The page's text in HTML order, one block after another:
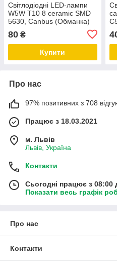
Світлодіодні LED-лампи
W5W T10 8 ceramic SMD
5630, Canbus (Обманка)
80 ₴
Купити
Про нас
97% позитивних з 708
Працює з 18.03.2021
м. Львів
Львів, Україна
Контакти
Сьогодні працює з 08:00
Показати весь графік
Про нас
Контакти